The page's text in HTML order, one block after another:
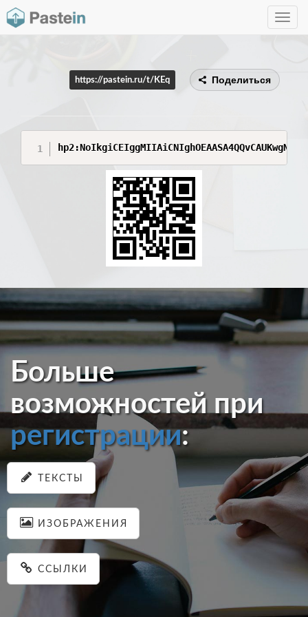
Toggle
https://pastein.ru/t/KEq Поделиться
Больше
возможностей при
регистрации:
ТЕКСТЫ
ИЗОБРАЖЕНИЯ
ССЫЛКИ